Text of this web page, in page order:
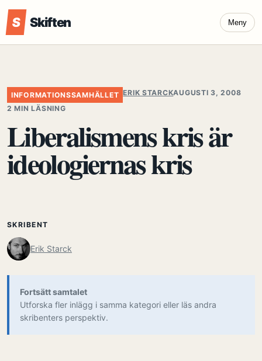
S Skiften Meny
INFORMATIONSSAMHÄLLET ERIK STARCKAUGUSTI 3, 2008
2 MIN LÄSNING
Liberalismens kris är
ideologiernas kris
SKRIBENT
Erik Starck
Fortsätt samtalet
Utforska fler inlägg i samma kategori eller läs andra
skribenters perspektiv.